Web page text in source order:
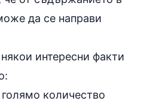
да се направи
интересни факти
количество